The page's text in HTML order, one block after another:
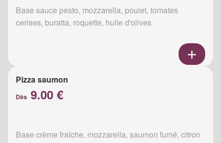
Base sauce pesto, mozzarella, poulet, tomates
cerises, buratta, roquette, huile d'olives
Pizza saumon
Dès 9.00 €
Base crème fraîche, mozzarella, saumon fumé, citron